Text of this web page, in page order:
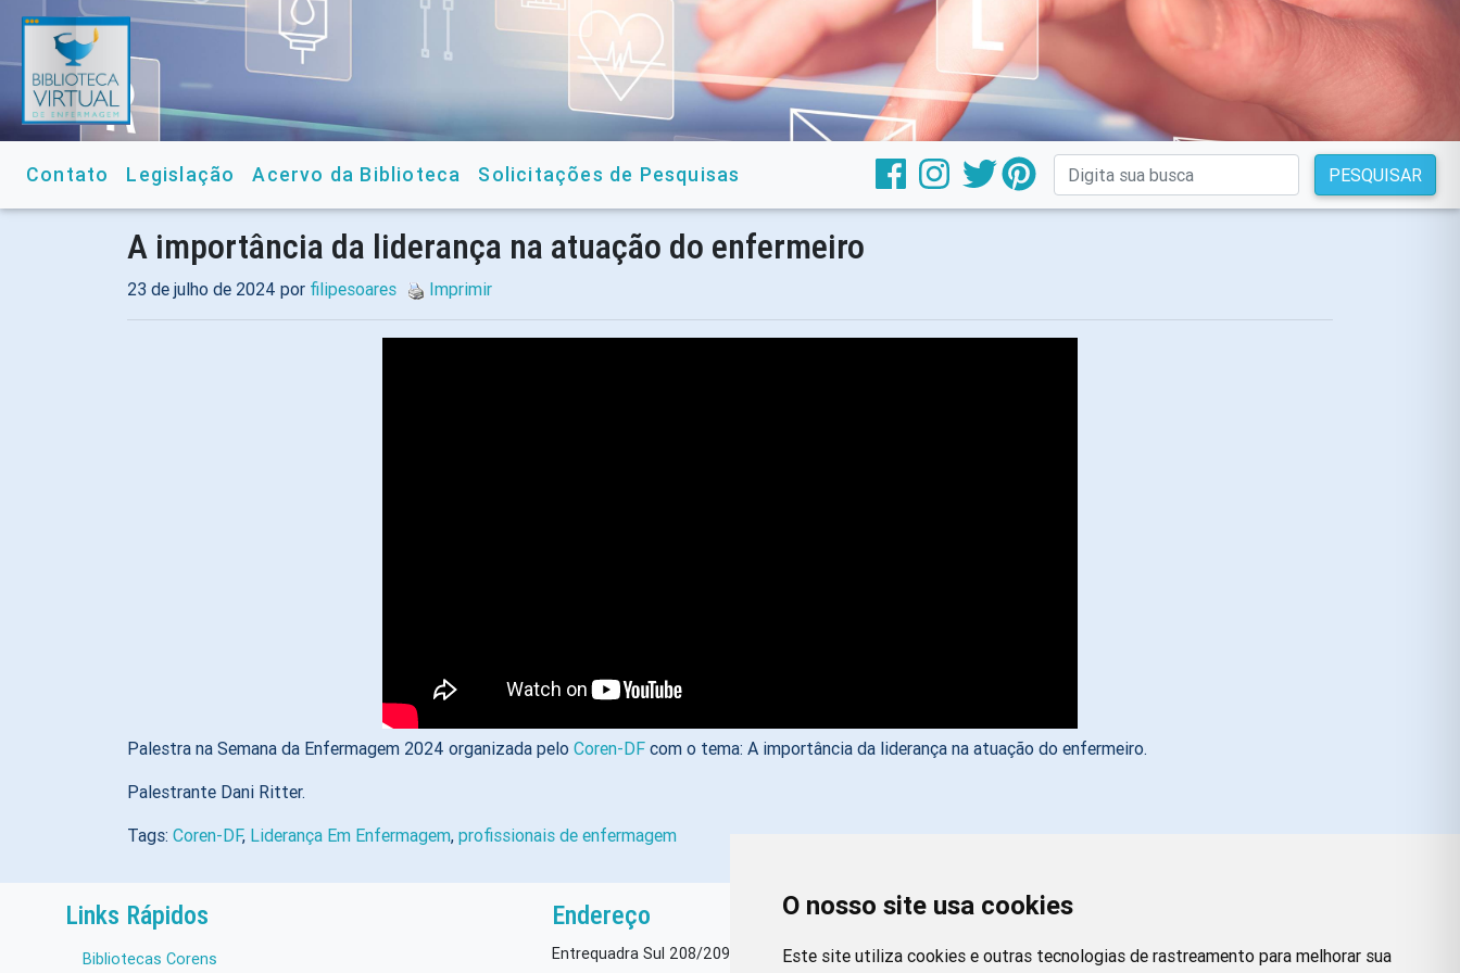
O nosso site usa cookies
Este site utiliza cookies e outras tecnologias de rastreamento para melhorar sua
Contato Legislação Acervo da Biblioteca Solicitações de Pesquisas PESQUISAR
A importância da liderança na atuação do enfermeiro
23 de julho de 2024 por filipesoares Imprimir
Palestra na Semana da Enfermagem 2024 organizada pelo Coren-DF com o tema: A importância da liderança na atuação do enfermeiro.
Palestrante Dani Ritter.
Tags: Coren-DF, Liderança Em Enfermagem, profissionais de enfermagem
Links Rápidos
Bibliotecas Corens
Endereço
Entrequadra Sul 208/209, Asa Sul, CEP: 70390-100
Redes Sociais
Facebook Instagram Twitter Pinterest